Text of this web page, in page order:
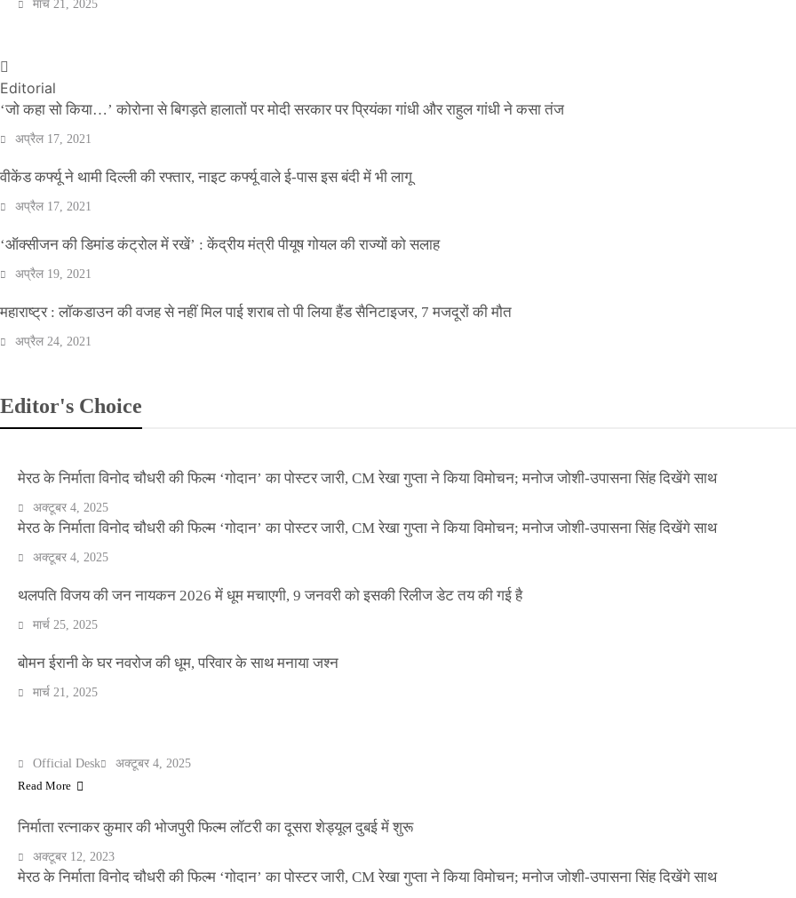
मार्च 21, 2025
Official Desk
Editorial
‘जो कहा सो किया…’ कोरोना से बिगड़ते हालातों पर मोदी सरकार पर प्रियंका गांधी और राहुल गांधी ने कसा तंज
अप्रैल 17, 2021
वीकेंड कर्फ्यू ने थामी दिल्ली की रफ्तार, नाइट कर्फ्यू वाले ई-पास इस बंदी में भी लागू
अप्रैल 17, 2021
‘ऑक्सीजन की डिमांड कंट्रोल में रखें’ : केंद्रीय मंत्री पीयूष गोयल की राज्यों को सलाह
अप्रैल 19, 2021
महाराष्ट्र : लॉकडाउन की वजह से नहीं मिल पाई शराब तो पी लिया हैंड सैनिटाइजर, 7 मजदूरों की मौत
अप्रैल 24, 2021
Editor's Choice
मेरठ के निर्माता विनोद चौधरी की फिल्म ‘गोदान’ का पोस्टर जारी, CM रेखा गुप्ता ने किया विमोचन; मनोज जोशी-उपासना सिंह दिखेंगे साथ
अक्टूबर 4, 2025
मेरठ के निर्माता विनोद चौधरी की फिल्म ‘गोदान’ का पोस्टर जारी, CM रेखा गुप्ता ने किया विमोचन; मनोज जोशी-उपासना सिंह दिखेंगे साथ
अक्टूबर 4, 2025
थलपति विजय की जन नायकन 2026 में धूम मचाएगी, 9 जनवरी को इसकी रिलीज डेट तय की गई है
मार्च 25, 2025
बोमन ईरानी के घर नवरोज की धूम, परिवार के साथ मनाया जश्न
मार्च 21, 2025
NEWS
बॉलीवुड के बाद अब डिफेंस टाइकून साहिल लूथरा को मिली जान से मारने की
धमकियाँ : सेलिब्रिटी टारगेटिंग जैसा हूबहू पैटर्न का खुलासा
Official Desk
Official Desk
अक्टूबर 4, 2025
Read More
निर्माता रत्नाकर कुमार की भोजपुरी फिल्म लॉटरी का दूसरा शेड्यूल दुबई में शुरू
अक्टूबर 12, 2023
मेरठ के निर्माता विनोद चौधरी की फिल्म ‘गोदान’ का पोस्टर जारी, CM रेखा गुप्ता ने किया विमोचन; मनोज जोशी-उपासना सिंह दिखेंगे साथ